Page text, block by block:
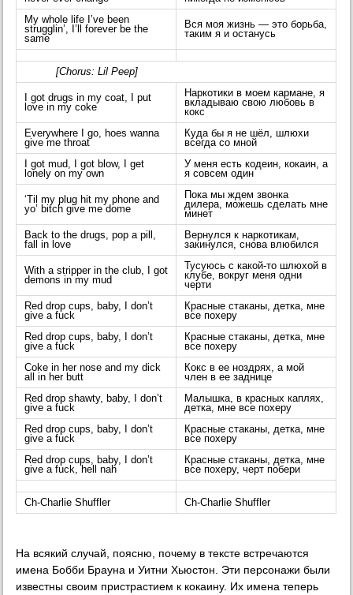
My whole life I’ve been
strugglin’, I’ll forever be the
same
Вся моя жизнь — это борьба,
таким я и останусь
[Chorus: Lil Peep]
I got drugs in my coat, I put
love in my coke
Наркотики в моем кармане, я
вкладываю свою любовь в
кокс
Everywhere I go, hoes wanna
give me throat
Куда бы я не шёл, шлюхи
всегда со мной
I got mud, I got blow, I get
lonely on my own
У меня есть кодеин, кокаин, а
я совсем один
‘Til my plug hit my phone and
yo’ bitch give me dome
Пока мы ждем звонка
дилера, можешь сделать мне
минет
Back to the drugs, pop a pill,
fall in love
Вернулся к наркотикам,
закинулся, снова влюбился
With a stripper in the club, I got
demons in my mud
Тусуюсь с какой-то шлюхой в
клубе, вокруг меня одни
черти
Red drop cups, baby, I don’t
give a fuck
Красные стаканы, детка, мне
все похеру
Red drop cups, baby, I don’t
give a fuck
Красные стаканы, детка, мне
все похеру
Coke in her nose and my dick
all in her butt
Кокс в ее ноздрях, а мой
член в ее заднице
Red drop shawty, baby, I don’t
give a fuck
Малышка, в красных каплях,
детка, мне все похеру
Red drop cups, baby, I don’t
give a fuck
Красные стаканы, детка, мне
все похеру
Red drop cups, baby, I don’t
give a fuck, hell nah
Красные стаканы, детка, мне
все похеру, черт побери
Ch-Charlie Shuffler Ch-Charlie Shuffler
На всякий случай, поясню, почему в тексте встречаются
имена Бобби Брауна и Уитни Хьюстон. Эти персонажи были
известны своим пристрастием к кокаину. Их имена теперь